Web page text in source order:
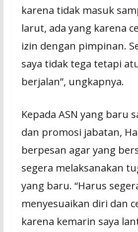
karena tidak masuk
larut, ada yang karena
izin dengan pimpinan.
saya tidak tega tetapi
berjalan”, ungkapnya.
Kepada ASN yang baru
dan promosi jabatan,
berpesan agar yang
segera melaksanakan
yang baru. “Harus
menyesuaikan diri dan
karena kemarin saya